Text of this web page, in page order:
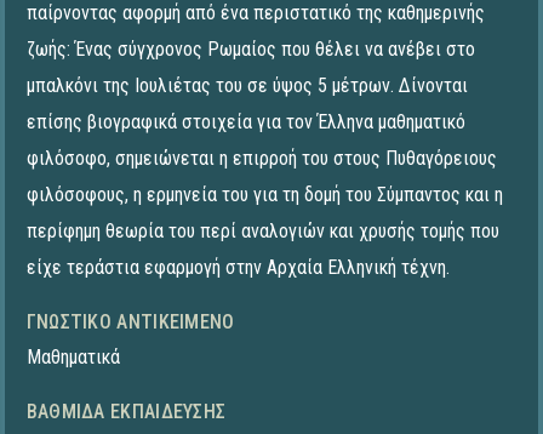
παίρνοντας αφορμή από ένα περιστατικό της καθημερινής
ζωής: Ένας σύγχρονος Ρωμαίος που θέλει να ανέβει στο
μπαλκόνι της Ιουλιέτας του σε ύψος 5 μέτρων. Δίνονται
επίσης βιογραφικά στοιχεία για τον Έλληνα μαθηματικό
φιλόσοφο, σημειώνεται η επιρροή του στους Πυθαγόρειους
φιλόσοφους, η ερμηνεία του για τη δομή του Σύμπαντος και η
περίφημη θεωρία του περί αναλογιών και χρυσής τομής που
είχε τεράστια εφαρμογή στην Αρχαία Ελληνική τέχνη.
ΓΝΩΣΤΙΚΌ ΑΝΤΙΚΕΊΜΕΝΟ
Μαθηματικά
ΒΑΘΜΊΔΑ ΕΚΠΑΊΔΕΥΣΗΣ